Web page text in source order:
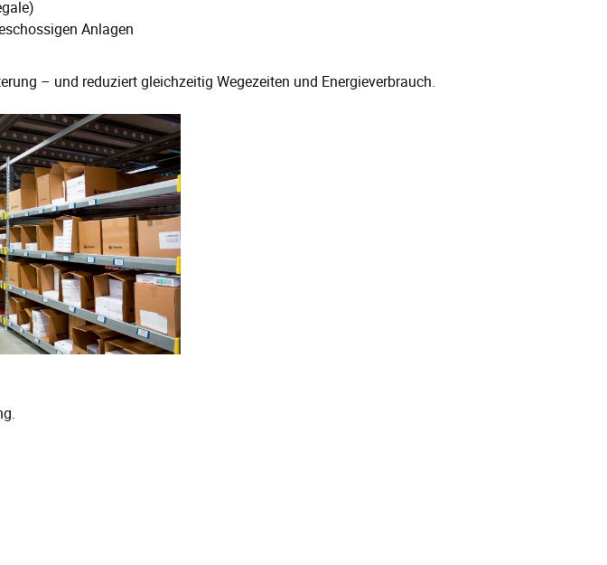
Anlagen
– und reduziert gleichzeitig Wegezeiten und Energieverbrauch.